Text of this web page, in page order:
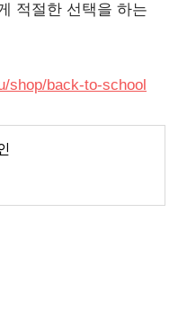
적절한 선택을 하는
shop/back-to-school